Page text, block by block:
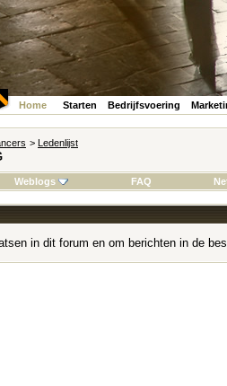
Home Starten Bedrijfsvoering
> Ledenlijst
Weblogs FAQ
in dit forum en om berichten in de